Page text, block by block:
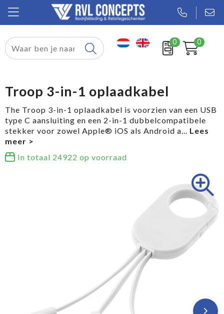
0 0
Relatiegeschenken
Tassen
Sport
Troop 3-in-1 oplaadkabel
The Troop 3-in-1 oplaadkabel is voorzien van een USB
type C aansluiting en een 2-in-1 dubbelcompatibele
stekker voor zowel Apple® iOS als Android a...
In totaal 24922 op voorraad